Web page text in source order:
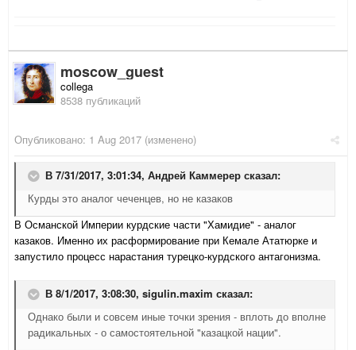
moscow_guest
collega
8538 публикаций
Опубликовано: 1 Aug 2017 (изменено)
В 7/31/2017, 3:01:34, Андрей Каммерер сказал:
Курды это аналог чеченцев, но не казаков
В Османской Империи курдские части "Хамидие" - аналог
казаков. Именно их расформирование при Кемале Ататюрке и
запустило процесс нарастания турецко-курдского антагонизма.
В 8/1/2017, 3:08:30, sigulin.maxim сказал:
Однако были и совсем иные точки зрения - вплоть до вполне
радикальных - о самостоятельной "казацкой нации".